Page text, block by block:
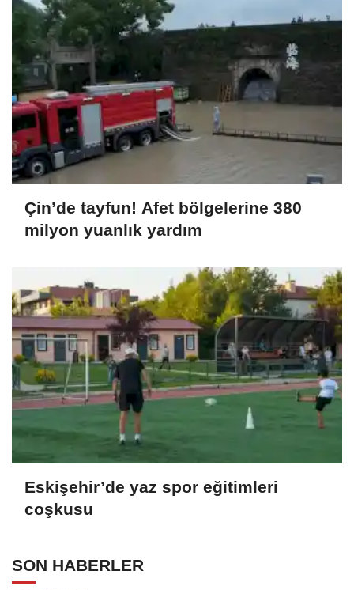
Çin’de tayfun! Afet bölgelerine 380
milyon yuanlık yardım
Eskişehir’de yaz spor eğitimleri
coşkusu
SON HABERLER